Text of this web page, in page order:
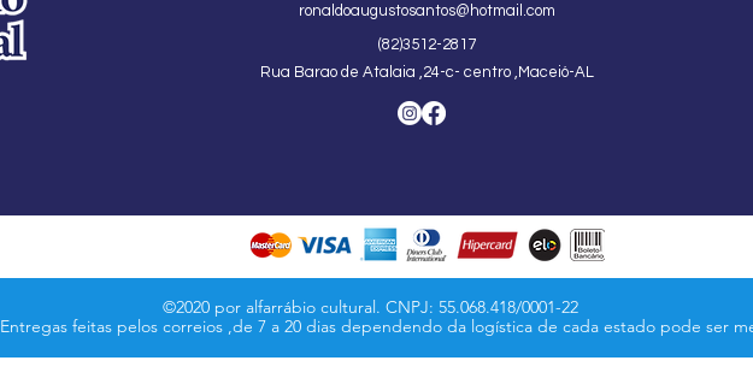
ronaldoaugustosantos@hotmail.com
(82)3512-2817
Rua Barao de Atalaia ,24-c- centro ,Maceió-AL
©2020 por alfarrábio cultural. CNPJ: 55.068.418/0001-22
Entregas feitas pelos correios ,de 7 a 20 dias dependendo da logística de cada estado pode ser